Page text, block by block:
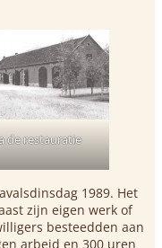
de restauratie
1989. Het
zijn eigen werk of
besteedden aan
arbeid en 300 uren